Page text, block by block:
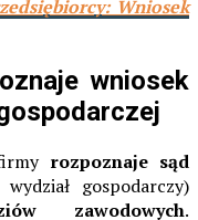
Wniosek
wniosek
rozpoznaje sąd
gospodarczy)
zawodowych.